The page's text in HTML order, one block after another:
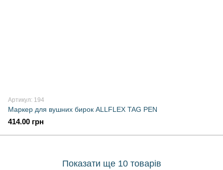
Артикул: 194
Маркер для вушних бирок ALLFLEX TAG PEN
414.00 грн
Показати ще 10 товарів